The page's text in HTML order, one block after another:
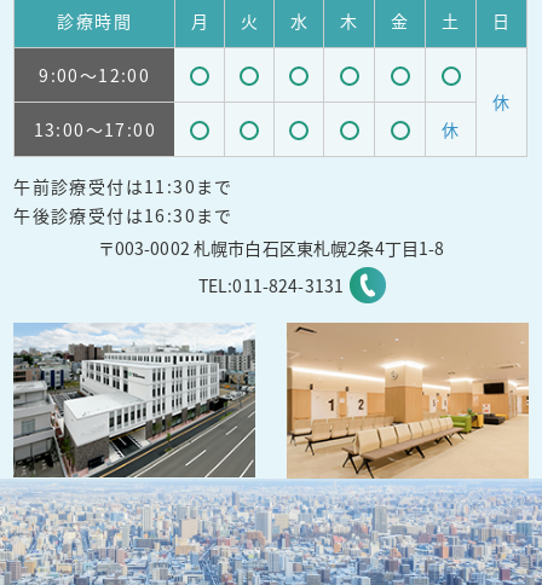
診療時間 月 火 水 木 金 土 日
9:00～12:00
受
付
能
受
付
受
付
受
付
受
付
受
付
休
13:00～17:00
受
付
可
能
受
能
受
能
受
能
受
能
休
午前診療受付は11:30まで
午後診療受付は16:30まで
〒003-0002 札幌市白石区東札幌2条4丁目1-8
TEL:011-824-3131